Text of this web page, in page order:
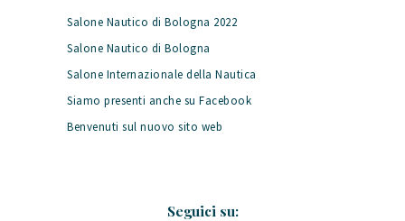
Salone Nautico di Bologna 2022
Salone Nautico di Bologna
Salone Internazionale della Nautica
Siamo presenti anche su Facebook
Benvenuti sul nuovo sito web
Seguici su: